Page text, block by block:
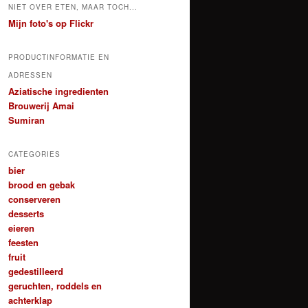
NIET OVER ETEN, MAAR TOCH...
Mijn foto's op Flickr
PRODUCTINFORMATIE EN
ADRESSEN
Aziatische ingredienten
Brouwerij Amai
Sumiran
CATEGORIES
bier
brood en gebak
conserveren
desserts
eieren
feesten
fruit
gedestilleerd
geruchten, roddels en
achterklap